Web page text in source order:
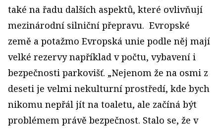
také na řadu dalších aspektů, které ovlivňují
mezinárodní silniční přepravu. Evropské
země a potažmo Evropská unie podle něj mají
velké rezervy například v počtu, vybavení i
bezpečnosti parkovišť. „Nejenom že na osmi z
deseti je velmi nekulturní prostředí, kde bych
nikomu nepřál jít na toaletu, ale začíná být
problémem právě bezpečnost. Stalo se, že v